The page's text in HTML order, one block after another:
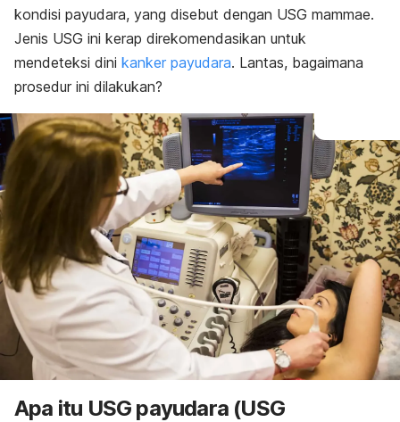
kondisi payudara, yang disebut dengan USG mammae.
Jenis USG ini kerap direkomendasikan untuk
mendeteksi dini kanker payudara. Lantas, bagaimana
prosedur ini dilakukan?
Apa itu USG payudara (USG